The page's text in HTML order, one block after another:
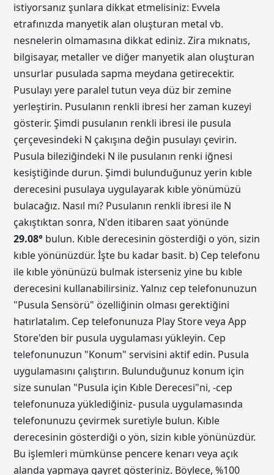
istiyorsanız şunlara dikkat etmelisiniz: Evvela
etrafınızda manyetik alan oluşturan metal vb.
nesnelerin olmamasına dikkat ediniz. Zira mıknatıs,
bilgisayar, metaller ve diğer manyetik alan oluşturan
unsurlar pusulada sapma meydana getirecektir.
Pusulayı yere paralel tutun veya düz bir zemine
yerleştirin. Pusulanın renkli ibresi her zaman kuzeyi
gösterir. Şimdi pusulanın renkli ibresi ile pusula
çerçevesindeki N çakışına değin pusulayı çevirin.
Pusula bileziğindeki N ile pusulanın renki iğnesi
kesiştiğinde durun. Şimdi bulunduğunuz yerin kıble
derecesini pusulaya uygulayarak kıble yönümüzü
bulacağız. Nasıl mı? Pusulanın renkli ibresi ile N
çakıştıktan sonra, N'den itibaren saat yönünde
29.08° bulun. Kıble derecesinin gösterdiği o yön, sizin
kıble yönünüzdür. İşte bu kadar basit. b) Cep telefonu
ile kıble yönünüzü bulmak isterseniz yine bu kıble
derecesini kullanabilirsiniz. Yalnız cep telefonunuzun
"Pusula Sensörü" özelliğinin olması gerektiğini
hatırlatalım. Cep telefonunuza Play Store veya App
Store'den bir pusula uygulaması yükleyin. Cep
telefonunuzun "Konum" servisini aktif edin. Pusula
uygulamasını çalıştırın. Bulunduğunuz konum için
size sunulan "Pusula için Kıble Derecesi"ni, -cep
telefonunuza yüklediğiniz- pusula uygulamasında
telefonunuzu çevirmek suretiyle bulun. Kıble
derecesinin gösterdiği o yön, sizin kıble yönünüzdür.
Bu işlemleri mümkünse pencere kenarı veya açık
alanda yapmaya gayret gösteriniz. Böylece, %100